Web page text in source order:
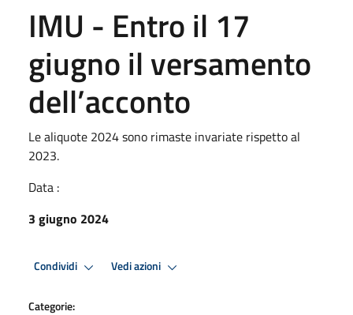
IMU - Entro il 17
giugno il versamento
dell’acconto
Le aliquote 2024 sono rimaste invariate rispetto al
2023.
Data :
3 giugno 2024
Condividi Vedi azioni
Categorie: